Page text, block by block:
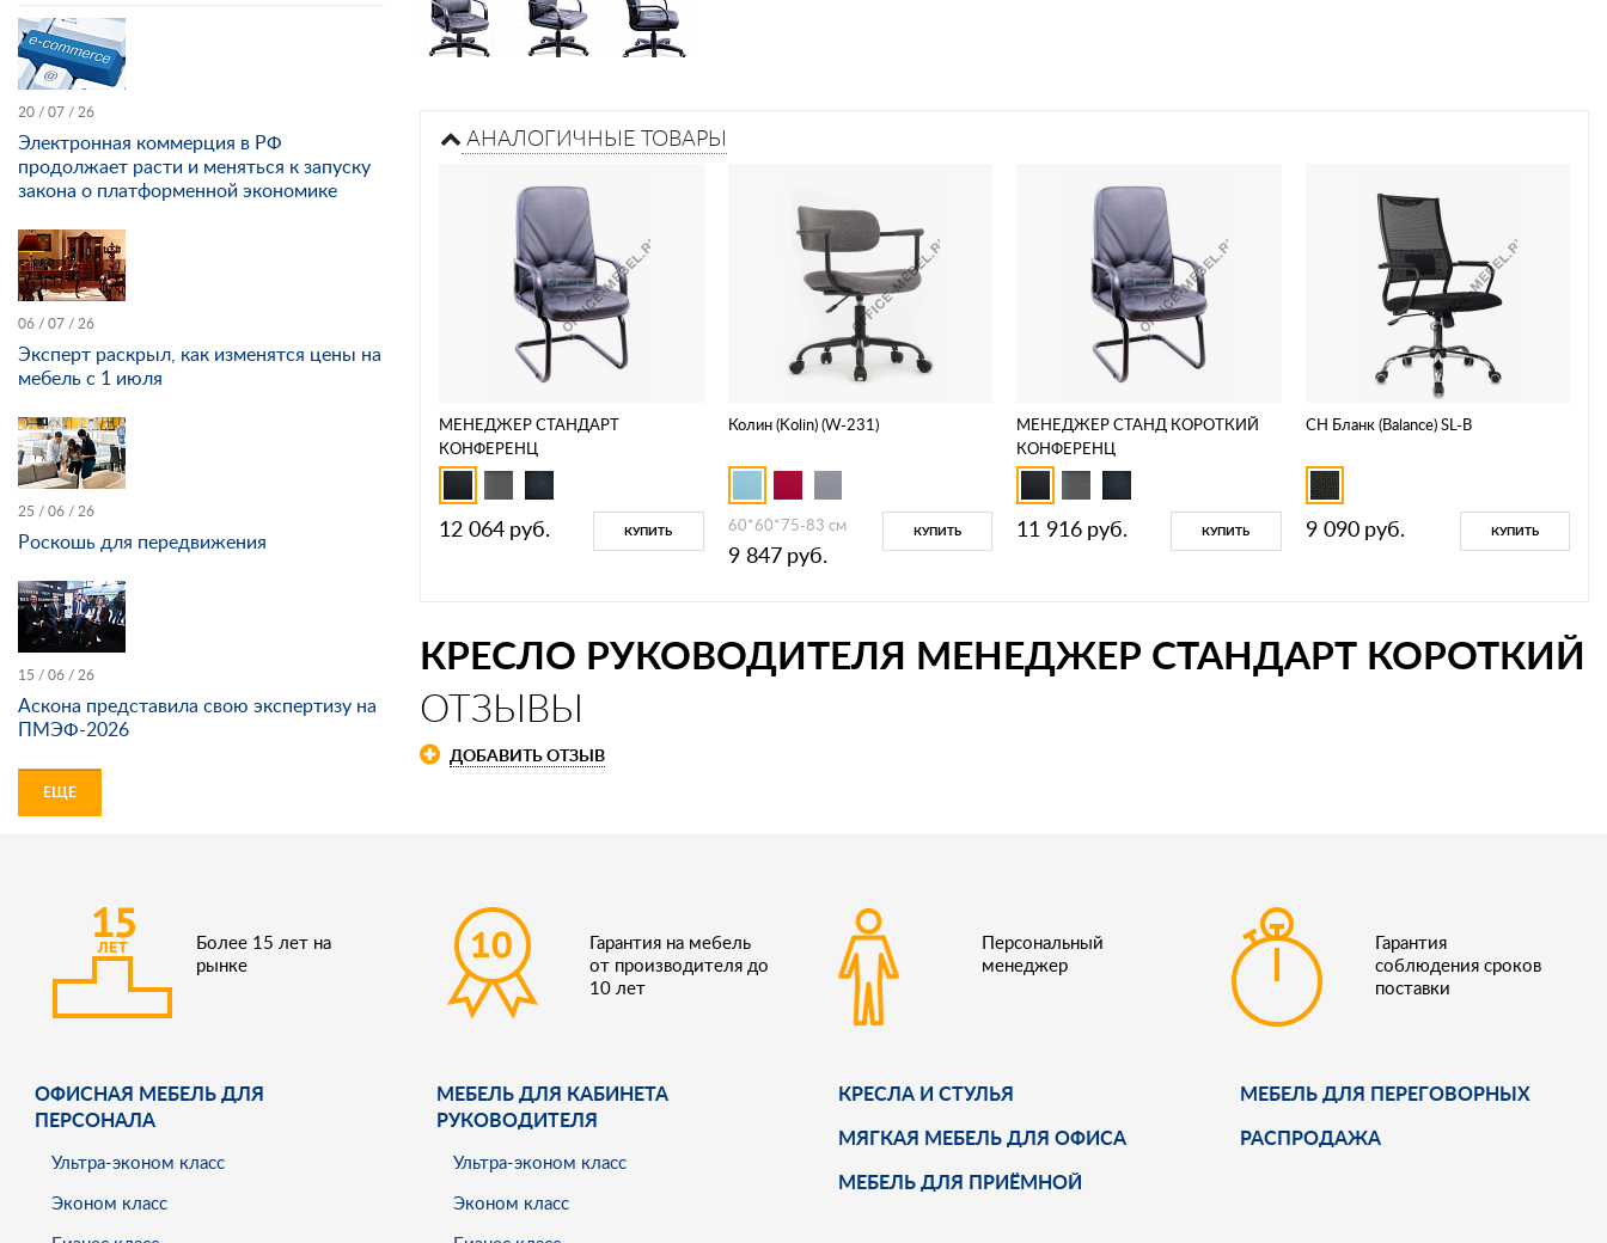
АНАЛОГИЧНЫЕ ТОВАРЫ
МЕНЕДЖЕР СТАНДАРТ
КОНФЕРЕНЦ
12 064 руб. КУПИТЬ
Колин (Kolin) (W-231)
60*60*75-83 см
9 847 руб.
КУПИТЬ
МЕНЕДЖЕР СТАНД КОРОТКИЙ
КОНФЕРЕНЦ
11 916 руб. КУПИТЬ
CH Бланк (Balance) SL-B
9 090 руб. КУПИТЬ
КРЕСЛО РУКОВОДИТЕЛЯ МЕНЕДЖЕР СТАНДАРТ КОРОТКИЙ
ОТЗЫВЫ
ДОБАВИТЬ ОТЗЫВ
20 / 07 / 26
Электронная коммерция в РФ
продолжает расти и меняться к запуску
закона о платформенной экономике
06 / 07 / 26
Эксперт раскрыл, как изменятся цены на
мебель с 1 июля
25 / 06 / 26
Роскошь для передвижения
15 / 06 / 26
Аскона представила свою экспертизу на
ПМЭФ-2026
ЕЩЕ
Более 15 лет на
рынке
Гарантия на мебель
от производителя до
10 лет
Персональный
менеджер
Гарантия
соблюдения сроков
поставки
ОФИСНАЯ МЕБЕЛЬ ДЛЯ
ПЕРСОНАЛА
Ультра-эконом класс
Эконом класс
МЕБЕЛЬ ДЛЯ КАБИНЕТА
РУКОВОДИТЕЛЯ
Ультра-эконом класс
Эконом класс
КРЕСЛА И СТУЛЬЯ
МЯГКАЯ МЕБЕЛЬ ДЛЯ ОФИСА
МЕБЕЛЬ ДЛЯ ПРИЁМНОЙ
МЕБЕЛЬ ДЛЯ ПЕРЕГОВОРНЫХ
РАСПРОДАЖА